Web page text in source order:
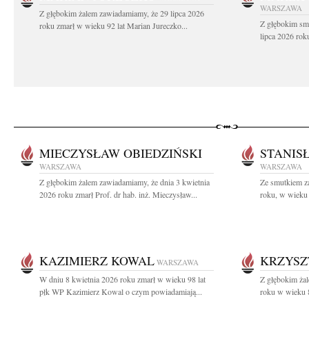
Z głębokim żalem zawiadamiamy, że 29 lipca 2026
roku zmarł w wieku 92 lat Marian Jureczko...
WARSZAWA
Z głębokim
lipca 2026
MIECZYSŁAW OBIEDZIŃSKI
WARSZAWA
Z głębokim żalem zawiadamiamy, że dnia 3 kwietnia
2026 roku zmarł Prof. dr hab. inż. Mieczysław...
WARSZAWA
Ze smutkiem
roku, w wieku
KAZIMIERZ KOWAL WARSZAWA
W dniu 8 kwietnia 2026 roku zmarł w wieku 98 lat
płk WP Kazimierz Kowal o czym powiadamiają...
Z głębokim
roku w wieku